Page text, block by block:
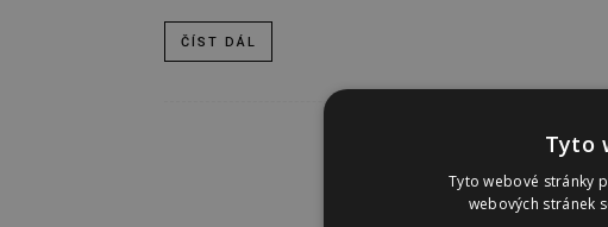
ČÍST DÁL
Tyto
Tyto webové stránky
webových stránek